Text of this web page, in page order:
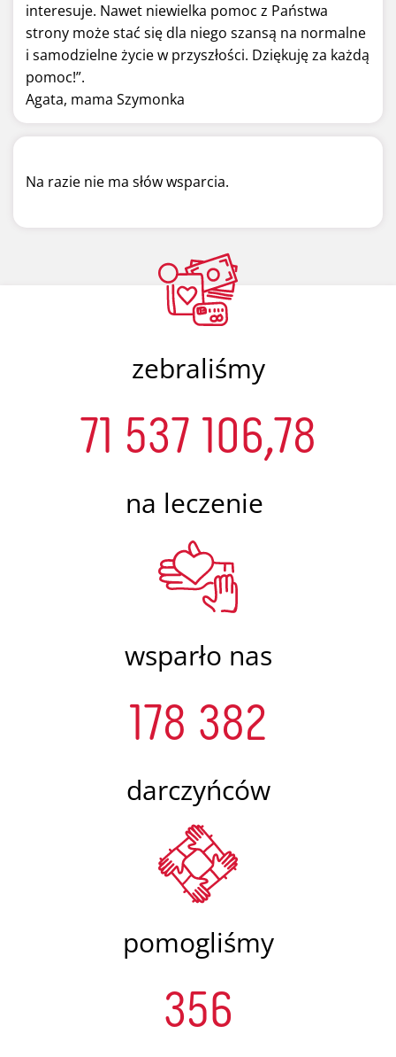
interesuje. Nawet niewielka pomoc z Państwa
strony może stać się dla niego szansą na normalne
i samodzielne życie w przyszłości. Dziękuję za każdą
pomoc!”.
Agata, mama Szymonka
Na razie nie ma słów wsparcia.
zebraliśmy
71 537 106,78
na leczenie
wsparło nas
178 382
darczyńców
pomogliśmy
356